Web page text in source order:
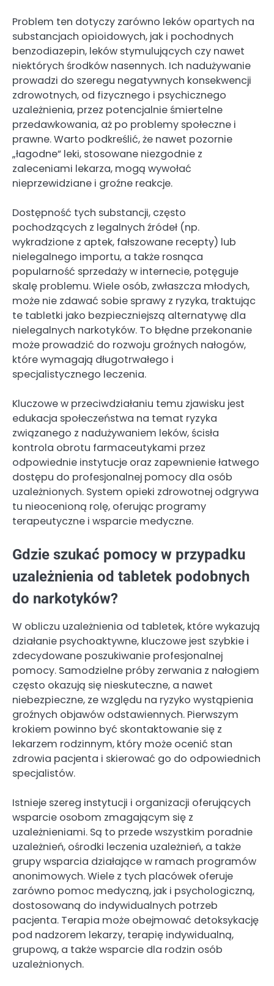
Problem ten dotyczy zarówno leków opartych na
substancjach opioidowych, jak i pochodnych
benzodiazepin, leków stymulujących czy nawet
niektórych środków nasennych. Ich nadużywanie
prowadzi do szeregu negatywnych konsekwencji
zdrowotnych, od fizycznego i psychicznego
uzależnienia, przez potencjalnie śmiertelne
przedawkowania, aż po problemy społeczne i
prawne. Warto podkreślić, że nawet pozornie
„łagodne” leki, stosowane niezgodnie z
zaleceniami lekarza, mogą wywołać
nieprzewidziane i groźne reakcje.
Dostępność tych substancji, często
pochodzących z legalnych źródeł (np.
wykradzione z aptek, fałszowane recepty) lub
nielegalnego importu, a także rosnąca
popularność sprzedaży w internecie, potęguje
skalę problemu. Wiele osób, zwłaszcza młodych,
może nie zdawać sobie sprawy z ryzyka, traktując
te tabletki jako bezpieczniejszą alternatywę dla
nielegalnych narkotyków. To błędne przekonanie
może prowadzić do rozwoju groźnych nałogów,
które wymagają długotrwałego i
specjalistycznego leczenia.
Kluczowe w przeciwdziałaniu temu zjawisku jest
edukacja społeczeństwa na temat ryzyka
związanego z nadużywaniem leków, ścisła
kontrola obrotu farmaceutykami przez
odpowiednie instytucje oraz zapewnienie łatwego
dostępu do profesjonalnej pomocy dla osób
uzależnionych. System opieki zdrowotnej odgrywa
tu nieocenioną rolę, oferując programy
terapeutyczne i wsparcie medyczne.
Gdzie szukać pomocy w przypadku
uzależnienia od tabletek podobnych
do narkotyków?
W obliczu uzależnienia od tabletek, które wykazują
działanie psychoaktywne, kluczowe jest szybkie i
zdecydowane poszukiwanie profesjonalnej
pomocy. Samodzielne próby zerwania z nałogiem
często okazują się nieskuteczne, a nawet
niebezpieczne, ze względu na ryzyko wystąpienia
groźnych objawów odstawiennych. Pierwszym
krokiem powinno być skontaktowanie się z
lekarzem rodzinnym, który może ocenić stan
zdrowia pacjenta i skierować go do odpowiednich
specjalistów.
Istnieje szereg instytucji i organizacji oferujących
wsparcie osobom zmagającym się z
uzależnieniami. Są to przede wszystkim poradnie
uzależnień, ośrodki leczenia uzależnień, a także
grupy wsparcia działające w ramach programów
anonimowych. Wiele z tych placówek oferuje
zarówno pomoc medyczną, jak i psychologiczną,
dostosowaną do indywidualnych potrzeb
pacjenta. Terapia może obejmować detoksykację
pod nadzorem lekarzy, terapię indywidualną,
grupową, a także wsparcie dla rodzin osób
uzależnionych.